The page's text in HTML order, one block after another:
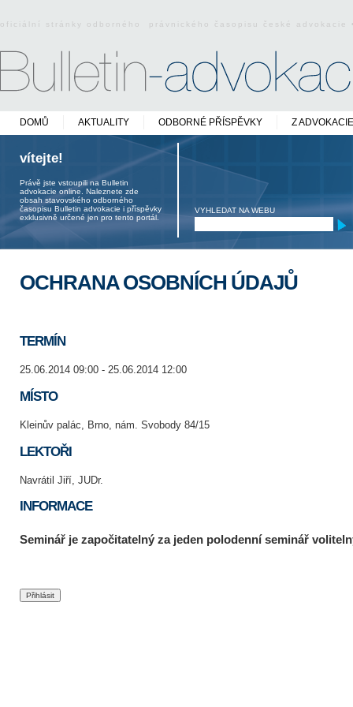
oficiální stránky odborného právnického časopisu české
DOMŮ AKTUALITY ODBORNÉ PŘÍSPĚVKY Z ADVOKACIE
vítejte!
Právě jste vstoupili na Bulletin
advokacie online. Naleznete zde
obsah stavovského odborného
časopisu Bulletin advokacie i příspěvky
exklusivně určené jen pro tento portál.
VYHLEDAT NA WEBU
OCHRANA OSOBNÍCH ÚDAJŮ
TERMÍN
25.06.2014 09:00 - 25.06.2014 12:00
MÍSTO
Kleinův palác, Brno, nám. Svobody 84/15
LEKTOŘI
Navrátil Jiří, JUDr.
INFORMACE
Seminář je započitatelný za jeden polodenní seminář